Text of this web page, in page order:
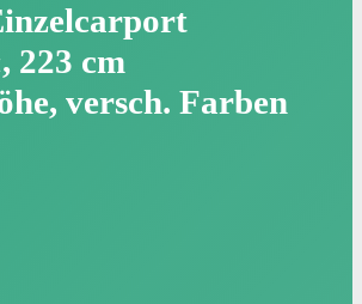
223 cm
versch. Farben